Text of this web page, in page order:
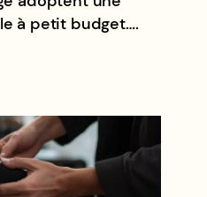
à petit budget….